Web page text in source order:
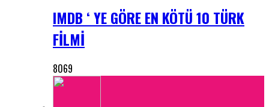
IMDB ‘ YE GÖRE EN KÖTÜ 10 TÜRK
FİLMİ
8069